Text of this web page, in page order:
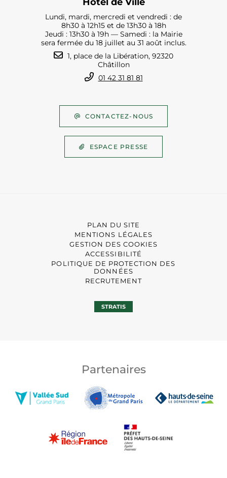
Lundi, mardi, mercredi et vendredi : de
8h30 à 12h15 et de 13h30 à 18h
Jeudi : 13h30 à 19h — Samedi : la Mairie
sera fermée du 18 juillet au 31 août inclus.
1, place de la Libération, 92320
Châtillon
01 42 31 81 81
CONTACTEZ-NOUS
ESPACE PRESSE
PLAN DU SITE
MENTIONS LÉGALES
GESTION DES COOKIES
ACCESSIBILITÉ
POLITIQUE DE PROTECTION DES
DONNÉES
RECRUTEMENT
STRATIS
Partenaires